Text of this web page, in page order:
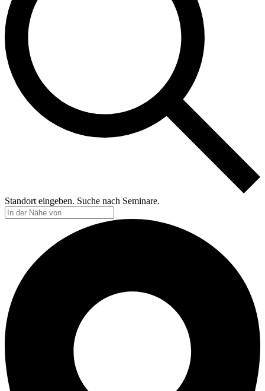
Standort eingeben. Suche nach Seminare.